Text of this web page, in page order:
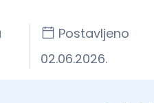
Postavljeno
02.06.2026.